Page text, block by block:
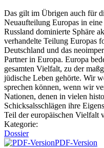
Das gilt im Übrigen auch für
Neuaufteilung Europas in
Russland dominierte Sphäre
verhandelte Teilung Europas
Deutschland und das
Partner in Europa. Europa
gesamten Vielfalt, zu der
jüdische Leben gehörte. Wir
sprechen können, wenn wir
Nationen, denen in vielen
Schicksalsschlägen ihre
Teil der europäischen Vielfalt
Kategorie:
Dossier
PDF-Version